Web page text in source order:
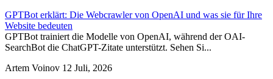
GPTBot erklärt: Die Webcrawler von OpenAI und was sie für Ihre
Website bedeuten
GPTBot trainiert die Modelle von OpenAI, während der OAI-
SearchBot die ChatGPT-Zitate unterstützt. Sehen Si...
Artem Voinov 12 Juli, 2026